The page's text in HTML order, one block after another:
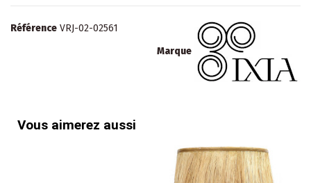
Marque
Référence VRJ-02-02561
Vous aimerez aussi